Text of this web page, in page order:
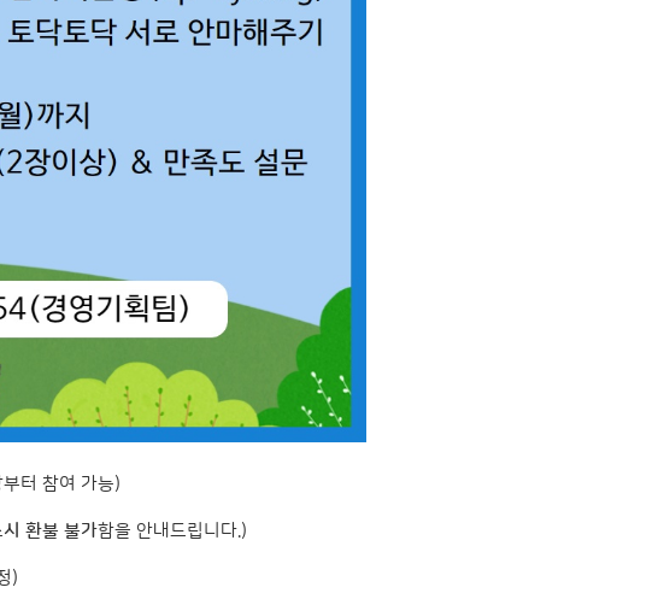
터 참여 가능)
환불 불가함을 안내드립니다.)
)